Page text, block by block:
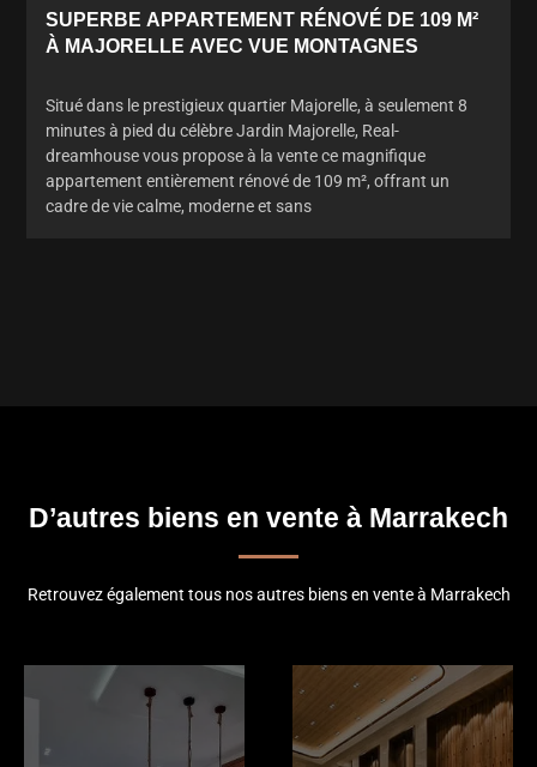
SUPERBE APPARTEMENT RÉNOVÉ DE 109 M²
À MAJORELLE AVEC VUE MONTAGNES
Situé dans le prestigieux quartier Majorelle, à seulement 8
minutes à pied du célèbre Jardin Majorelle, Real-
dreamhouse vous propose à la vente ce magnifique
appartement entièrement rénové de 109 m², offrant un
cadre de vie calme, moderne et sans
D’autres biens en vente à Marrakech
Retrouvez également tous nos autres biens en vente à Marrakech